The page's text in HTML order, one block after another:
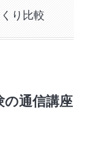
り比較
の通信講座